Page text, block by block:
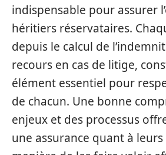
indispensable pour assurer
héritiers réservataires.
depuis le calcul de
recours en cas de litige,
élément essentiel pour
de chacun. Une bonne
enjeux et des processus
une assurance quant à